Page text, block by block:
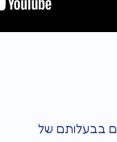
בבעלותם של